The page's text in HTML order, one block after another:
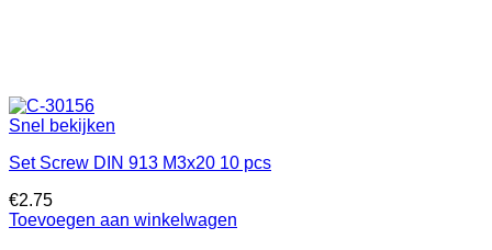
Snel bekijken
Set Screw DIN 913 M3x20 10 pcs
€2.75
Toevoegen aan winkelwagen